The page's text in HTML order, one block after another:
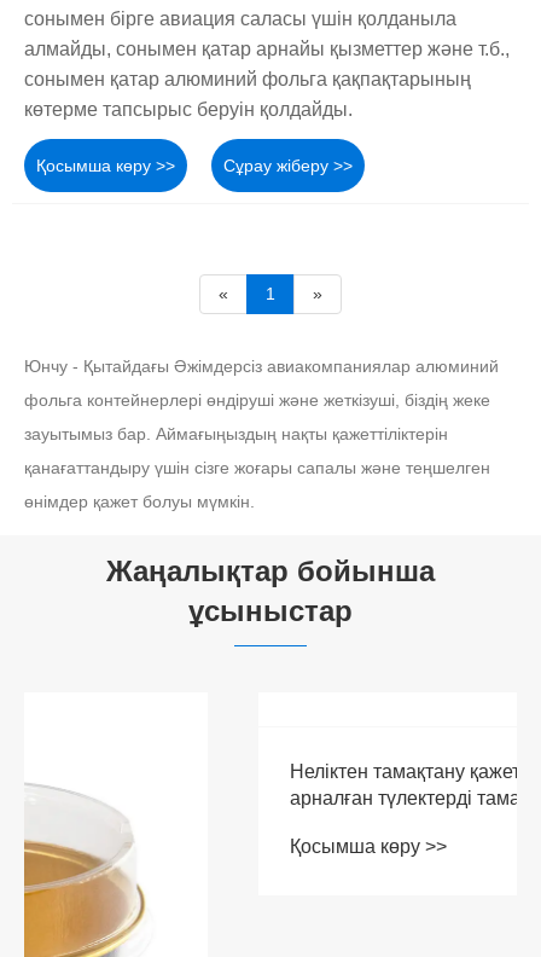
сонымен бірге авиация саласы үшін қолданыла
алмайды, сонымен қатар арнайы қызметтер және т.б.,
сонымен қатар алюминий фольга қақпақтарының
көтерме тапсырыс беруін қолдайды.
Қосымша көру >> Сұрау жіберу >>
« 1 »
Юнчу - Қытайдағы Әжімдерсіз авиакомпаниялар алюминий
фольга контейнерлері өндіруші және жеткізуші, біздің жеке
зауытымыз бар. Аймағыңыздың нақты қажеттіліктерін
қанағаттандыру үшін сізге жоғары сапалы және теңшелген
өнімдер қажет болуы мүмкін.
Жаңалықтар бойынша
ұсыныстар